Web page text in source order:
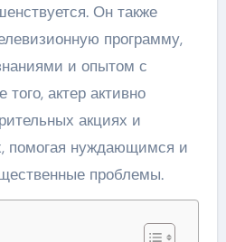
Он также
программу,
и опытом с
актер активно
акциях и
помогая нуждающимся и
проблемы.